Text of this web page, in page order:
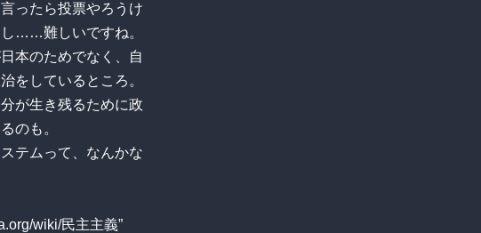
ったら投票やろうけ
……難しいですね。
本のためでなく、自
をしているところ。
が生き残るために政
のも。
テムって、なんかな
wiki/民主主義”